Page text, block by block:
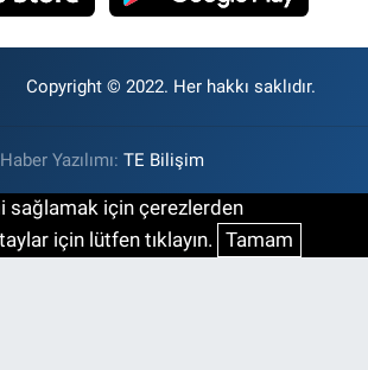
Copyright © 2022. Her hakkı saklıdır.
Haber Yazılımı: TE Bilişim
sağlamak için çerezlerden
için lütfen tıklayın. Tamam